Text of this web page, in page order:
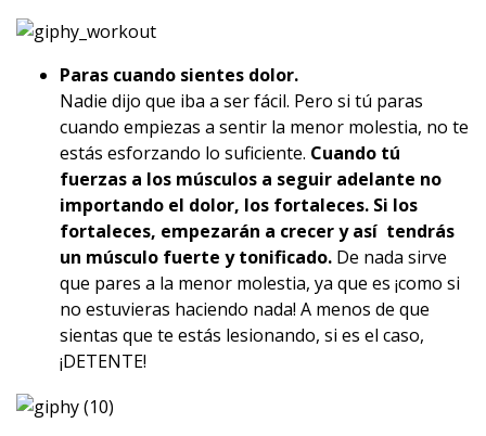
Paras cuando sientes dolor.
Nadie dijo que iba a ser fácil. Pero si tú paras
cuando empiezas a sentir la menor molestia, no te
estás esforzando lo suficiente. Cuando tú
fuerzas a los músculos a seguir adelante no
importando el dolor, los fortaleces. Si los
fortaleces, empezarán a crecer y así tendrás
un músculo fuerte y tonificado. De nada sirve
que pares a la menor molestia, ya que es ¡como si
no estuvieras haciendo nada! A menos de que
sientas que te estás lesionando, si es el caso,
¡DETENTE!